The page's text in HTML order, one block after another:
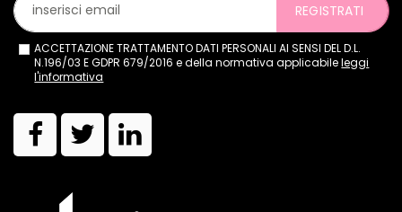
REGISTRATI
ACCETTAZIONE TRATTAMENTO DATI PERSONALI AI SENSI DEL D.L.
N.196/03 E GDPR 679/2016 e della normativa applicabileleggi
l'informativa